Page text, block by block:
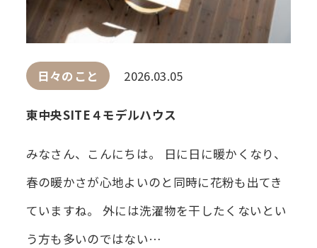
日々のこと 2026.03.05
東中央SITE４モデルハウス
みなさん、こんにちは。 日に日に暖かくなり、
春の暖かさが心地よいのと同時に花粉も出てき
ていますね。 外には洗濯物を干したくないとい
う方も多いのではない…